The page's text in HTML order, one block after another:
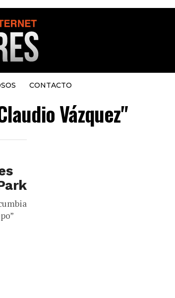
CONTACTO
Vázquez"